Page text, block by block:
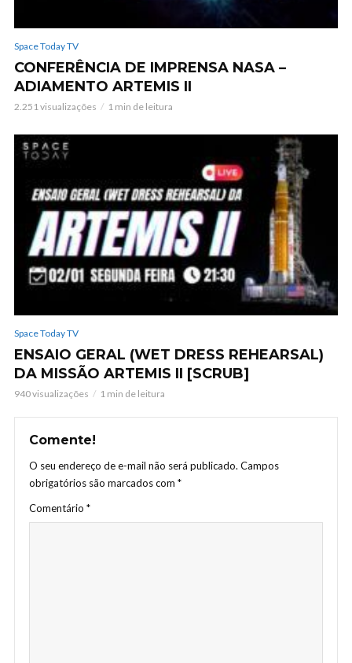
Space Today TV
CONFERÊNCIA DE IMPRENSA NASA –
ADIAMENTO ARTEMIS II
2.251 visualizações 1 min de leitura
Space Today TV
ENSAIO GERAL (WET DRESS REHEARSAL)
DA MISSÃO ARTEMIS II [SCRUB]
940 visualizações 1 min de leitura
Comente!
O seu endereço de e-mail não será publicado. Campos
obrigatórios são marcados com *
Comentário *